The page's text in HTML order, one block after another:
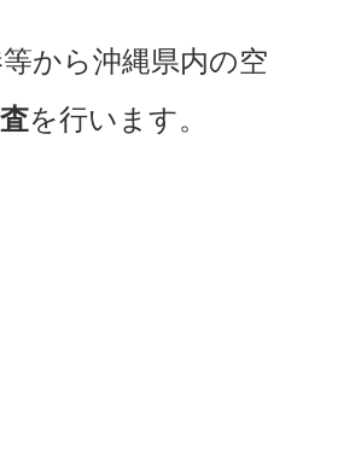
から沖縄県内の空
を行います。